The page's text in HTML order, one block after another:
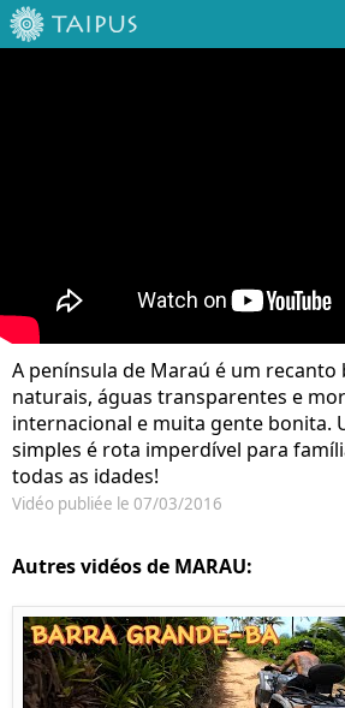
A península de Maraú é um recanto
naturais, águas transparentes e
internacional e muita gente bonita.
simples é rota imperdível para
todas as idades!
Vidéo publiée le 07/03/2016
Autres vidéos de MARAU: